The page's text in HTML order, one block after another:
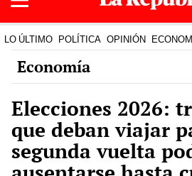
LO ÚLTIMO POLÍTICA OPINIÓN
Economía
Elecciones 2026:
que deban viajar
segunda vuelta